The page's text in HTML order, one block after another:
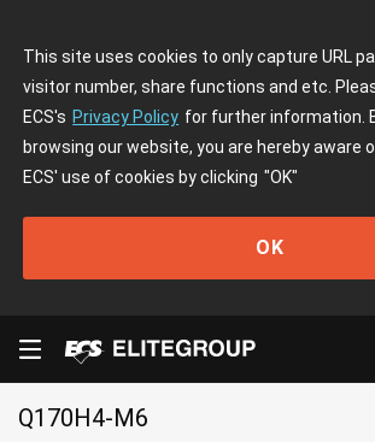
This site uses cookies to only capture URL
visitor number, share functions and etc.
ECS's Privacy Policy for further information.
browsing our website, you are hereby aware
ECS' use of cookies by clicking "OK"
OK
Q170H4-M6